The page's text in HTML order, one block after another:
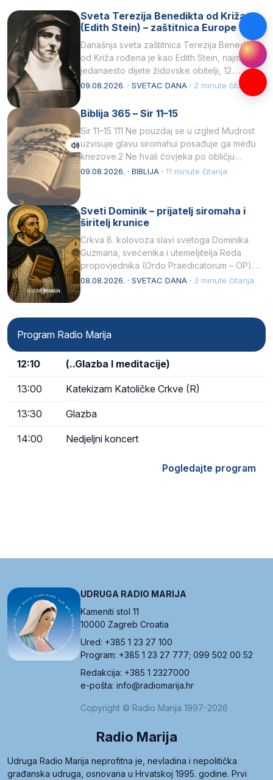
Sveta Terezija Benedikta od Križa
(Edith Stein) – zaštitnica Europe
Današnja sveta zaštitnica Terezija Benedikta
od Križa rođena je kao Edith Stein, najmlađe,
jedanaesto dijete židovske obitelji, 12.
listopada 1891, u Wrocławu…
09.08.2026. · SVETAC DANA · 2 minute čitanja
Biblija 365 – Sir 11–15
Sir 11–15 111 Ne pouzdaj se u izgled Mudrost
uzvisuje glavu siromahui posađuje ga među
knezove.2 Ne hvali čovjeka po obličju
njegovui…
09.08.2026. · BIBLIJA · 11 minute čitanja
Sveti Dominik – prijatelj siromaha i
širitelj krunice
Crkva 8. kolovoza slavi svetoga Dominika
Guzmana, svećenika i utemeljitelja Reda
propovjednika (Ordo Praedicatorum – OP).
Svojim životom, dubokom ljubavlju prema
08.08.2026. · SVETAC DANA · 3 minute čitanja
Program Radio Marija
12:10 (..Glazba I meditacije)
13:00 Katekizam Katoličke Crkve (R)
13:30 Glazba
14:00 Nedjeljni koncert
Pogledajte program
UDRUGA RADIO MARIJA
Kameniti stol 11
10000 Zagreb Croatia
Ured: +385 1 23 27 100
Program: +385 1 23 27 777; 099 502 00 52
Redakcija: +385 1 2327000
e-pošta: info@radiomarija.hr
Copyright © Radio Marija 1997-2026
Radio Marija
Udruga Radio Marija neprofitna je, nevladina i nepolitička
građanska udruga, osnovana u Hrvatskoj 1995. godine. Prvi